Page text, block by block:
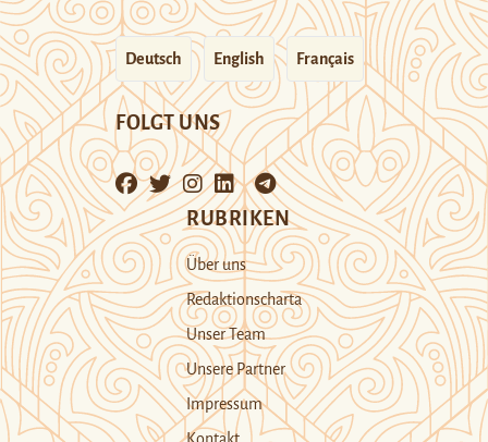
Deutsch English Français
FOLGT UNS
RUBRIKEN
Über uns
Redaktionscharta
Unser Team
Unsere Partner
Impressum